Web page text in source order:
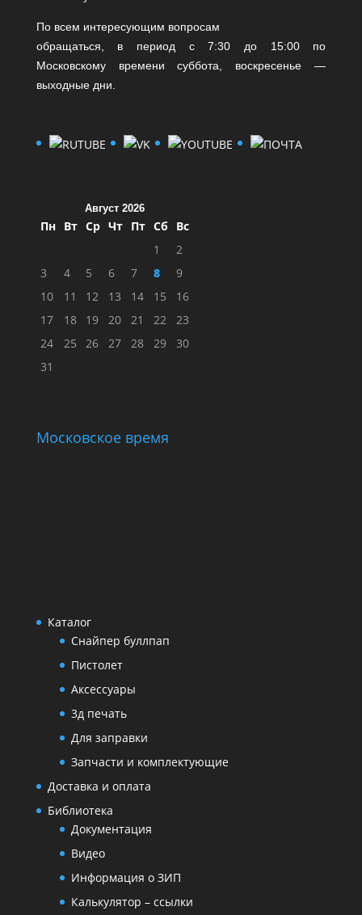
По всем интересующим вопросам
обращаться, в период с 7:30 до 15:00 по
Московскому времени суббота, воскресенье —
выходные дни.
Август 2026
Пн Вт Ср Чт Пт Сб
Вс
1
2
3
4 5 6 7 8
9
10
11 12 13 14 15
16
17
18 19 20 21 22
23
24
25 26 27 28 29
30
31
Московское время
Каталог
Снайпер буллпап
Пистолет
Аксессуары
3д печать
Для заправки
Запчасти и комплектующие
Доставка и оплата
Библиотека
Документация
Видео
Информация о ЗИП
Калькулятор – ссылки